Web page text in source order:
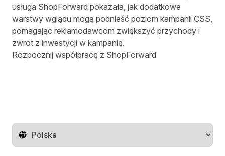
usługa ShopForward pokazała, jak dodatkowe
warstwy wglądu mogą podnieść poziom kampanii CSS,
pomagając reklamodawcom zwiększyć przychody i
zwrot z inwestycji w kampanię.
Rozpocznij współpracę z ShopForward
Zmień region